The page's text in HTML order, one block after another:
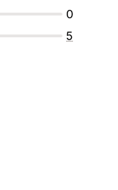
0
5